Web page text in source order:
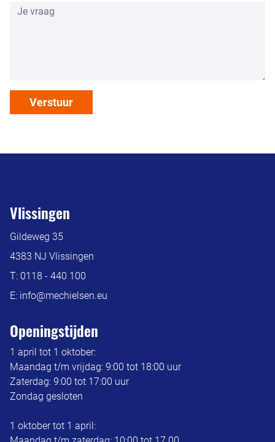
Verstuur
Vlissingen
Gildeweg 35
4383 NJ Vlissingen
T: 0118 - 440 100
E: info@mechielsen.eu
Openingstijden
1 april tot 1 oktober:
Maandag t/m vrijdag: 9:00 tot 18:00 uur
Zaterdag: 9:00 tot 17:00 uur
Zondag gesloten
1 oktober tot 1 april: